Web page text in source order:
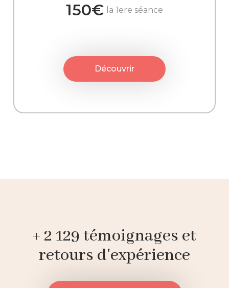
150€ la 1ere séance
Découvrir
+ 2 129 témoignages et
retours d'expérience